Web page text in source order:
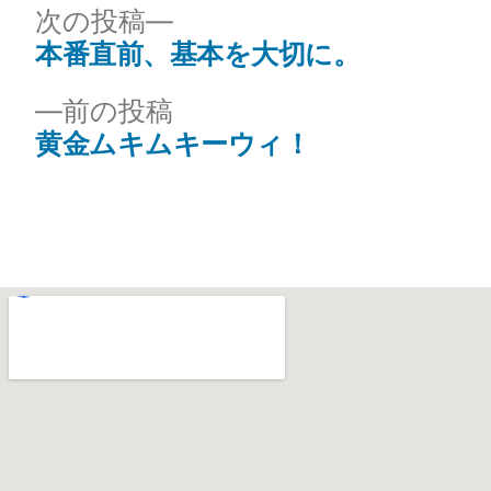
前の投稿
黄金ムキムキーウィ！
次の投稿
本番直前、基本を大切に。